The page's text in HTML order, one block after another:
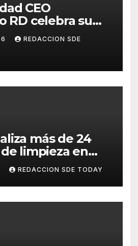
CEO
RD celebra su
una cultura de
REDACCION SDE
más de 24
limpieza en
y
país
REDACCION SDE TODAY